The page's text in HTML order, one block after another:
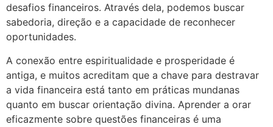
desafios financeiros. Através dela, podemos buscar
sabedoria, direção e a capacidade de reconhecer
oportunidades.
A conexão entre espiritualidade e prosperidade é
antiga, e muitos acreditam que a chave para destravar
a vida financeira está tanto em práticas mundanas
quanto em buscar orientação divina. Aprender a orar
eficazmente sobre questões financeiras é uma